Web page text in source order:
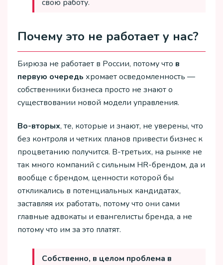
свою работу.
Почему это не работает у нас?
Бирюза не работает в России, потому что в
первую очередь хромает осведомленность —
собственники бизнеса просто не знают о
существовании новой модели управления.
Во-вторых, те, которые и знают, не уверены, что
без контроля и четких планов привести бизнес к
процветанию получится. В-третьих, на рынке не
так много компаний с сильным HR-брендом, да и
вообще с брендом, ценности которой бы
откликались в потенциальных кандидатах,
заставляя их работать, потому что они сами
главные адвокаты и евангелисты бренда, а не
потому что им за это платят.
Собственно, в целом проблема в